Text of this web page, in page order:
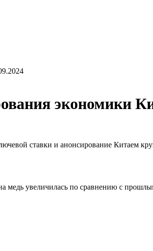
экономики
ставки и анонсирование Китаем
увеличилась по сравнению с